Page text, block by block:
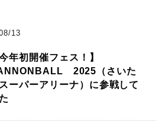
13
今年初開催フェス！】
2025（さいた
ーパーアリーナ）に参戦して